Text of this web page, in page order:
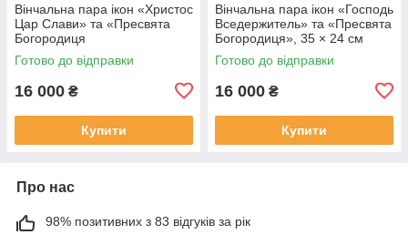
Вінчальна пара ікон «Христос
Цар Слави» та «Пресвята
Богородиця
Скоропослушниця», 35 × 24
см
Готово до відправки
16 000 ₴
Купити
Вінчальна пара ікон «Господь
Вседержитель» та «Пресвята
Богородиця», 35 × 24 см
Готово до відправки
16 000 ₴
Купити
Про нас
98% позитивних з 83 відгуків за рік